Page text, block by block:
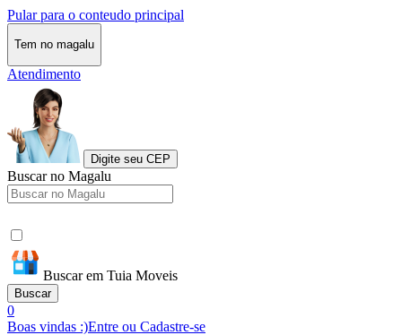
Pular para o conteudo principal
Tem no magalu
Atendimento
Digite seu CEP
Buscar no Magalu
Buscar em Tuia Moveis
Buscar
0
Boas vindas :)Entre ou Cadastre-se